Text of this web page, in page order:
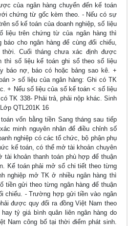
của ngân hàng chuyển đến kế toán
chứng từ gốc kèm theo. - Nếu có sự
sổ kế toán của doanh nghiệp, số liệu
liệu trên chứng từ của ngân hàng thì
báo cho ngân hàng để cùng đối chiếu,
Cuối tháng chưa xác định được
thì số liệu kế toán ghi sổ theo số liệu
báo nợ, báo có hoặc bảng sao kê. +
> số liệu của ngân hàng: Ghi có TK
+ Nếu số liệu của sổ kế toán < số liệu
TK 338- Phải trả, phải nộp khác. Sinh
QTL201K 16
vốn bằng tiền Sang tháng sau tiếp
minh nguyên nhân để điều chỉnh số
nghiệp có các tổ chức, bộ phận phụ
kế toán, có thể mở tài khoản chuyên
tài khoản thanh toán phù hợp để thuận
Kế toán phải mở sổ chi tiết theo từng
nghiệp mở TK ở nhiều ngân hàng thì
tiền gửi theo từng ngân hàng để thuận
chiếu. - Trường hợp gửi tiền vào ngân
được quy đổi ra đồng Việt Nam theo
tỷ giá bình quân liên ngân hàng do
Nam công bố tại thời điểm phát sinh.